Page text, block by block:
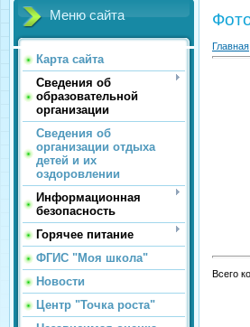
Меню сайта
Карта сайта
Сведения об
образовательной
организации
Сведения об
организации отдыха
детей и их
оздоровлении
Информационная
безопасность
Горячее питание
ФГИС "Моя школа"
Новости
Центр "Точка роста"
Главная
Всего